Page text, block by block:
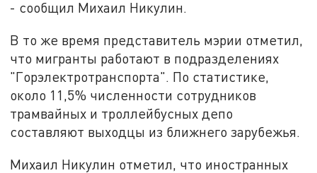
- сообщил Михаил Никулин.
В то же время представитель мэрии отметил,
что мигранты работают в подразделениях
"Горэлектротранспорта". По статистике,
около 11,5% численности сотрудников
трамвайных и троллейбусных депо
составляют выходцы из ближнего зарубежья.
Михаил Никулин отметил, что иностранных